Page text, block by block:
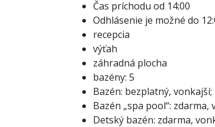
Čas príchodu od 14:00
Odhlásenie je možné do
recepcia
výťah
záhradná plocha
bazény: 5
Bazén: bezplatný,
Bazén „spa pool“:
Detský bazén: zdarma,